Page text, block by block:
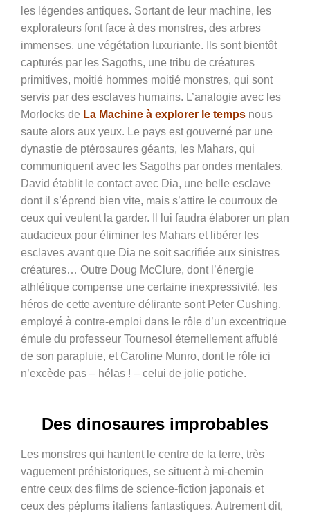
les légendes antiques. Sortant de leur machine, les
explorateurs font face à des monstres, des arbres
immenses, une végétation luxuriante. Ils sont bientôt
capturés par les Sagoths, une tribu de créatures
primitives, moitié hommes moitié monstres, qui sont
servis par des esclaves humains. L’analogie avec les
Morlocks de La Machine à explorer le temps nous
saute alors aux yeux. Le pays est gouverné par une
dynastie de ptérosaures géants, les Mahars, qui
communiquent avec les Sagoths par ondes mentales.
David établit le contact avec Dia, une belle esclave
dont il s’éprend bien vite, mais s’attire le courroux de
ceux qui veulent la garder. Il lui faudra élaborer un plan
audacieux pour éliminer les Mahars et libérer les
esclaves avant que Dia ne soit sacrifiée aux sinistres
créatures… Outre Doug McClure, dont l’énergie
athlétique compense une certaine inexpressivité, les
héros de cette aventure délirante sont Peter Cushing,
employé à contre-emploi dans le rôle d’un excentrique
émule du professeur Tournesol éternellement affublé
de son parapluie, et Caroline Munro, dont le rôle ici
n’excède pas – hélas ! – celui de jolie potiche.
Des dinosaures improbables
Les monstres qui hantent le centre de la terre, très
vaguement préhistoriques, se situent à mi-chemin
entre ceux des films de science-fiction japonais et
ceux des péplums italiens fantastiques. Autrement dit,